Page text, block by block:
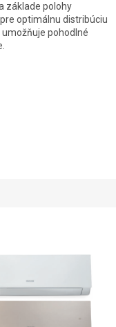
základe polohy
optimálnu distribúciu
umožňuje pohodlné